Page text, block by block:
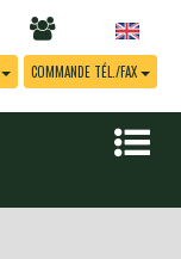
COMMANDE TÉL./FAX